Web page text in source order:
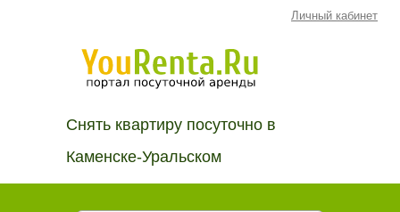
Личный кабинет
Снять квартиру посуточно в
Каменске-Уральском